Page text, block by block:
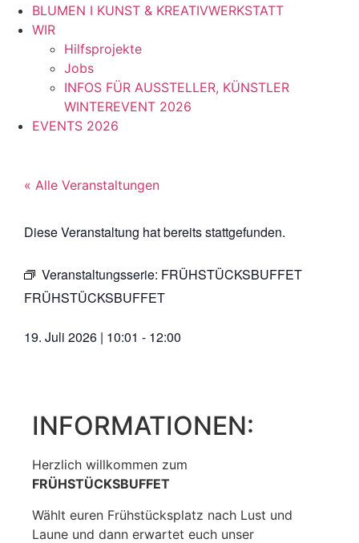
BLUMEN I KUNST & KREATIVWERKSTATT
WIR
Hilfsprojekte
Jobs
INFOS FÜR AUSSTELLER, KÜNSTLER
WINTEREVENT 2026
EVENTS 2026
« Alle Veranstaltungen
Diese Veranstaltung hat bereits stattgefunden.
Veranstaltungsserie: FRÜHSTÜCKSBUFFET
FRÜHSTÜCKSBUFFET
19. Juli 2026 | 10:01 - 12:00
INFORMATIONEN:
Herzlich willkommen zum
FRÜHSTÜCKSBUFFET
Wählt euren Frühstücksplatz nach Lust und
Laune und dann erwartet euch unser